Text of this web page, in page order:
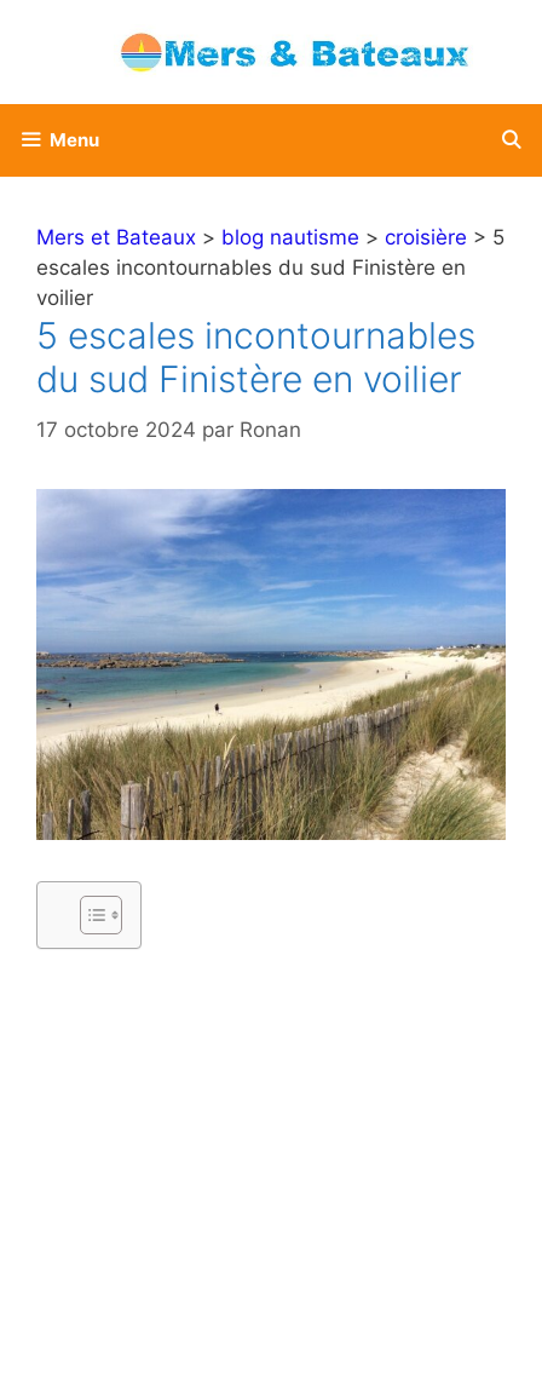
Menu
Mers et Bateaux > blog nautisme > croisière > 5
escales incontournables du sud Finistère en
voilier
5 escales incontournables
du sud Finistère en voilier
17 octobre 2024 par Ronan